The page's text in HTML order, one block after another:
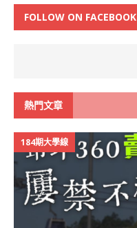
FOLLOW ON FACEBOOK
熱門文章
184期大學線